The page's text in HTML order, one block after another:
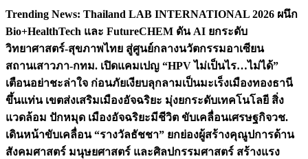
Skip
content
Trending News: Thailand LAB INTERNATIONAL 2026 ผนึก
Bio+HealthTech และ FutureCHEM ดัน AI ยกระดับ
วิทยาศาสตร์-สุขภาพไทย สู่ศูนย์กลางนวัตกรรมอาเซียน
สถานเสาวภา-กทม. เปิดแคมเปญ “HPV ไม่เป็นไร…ไม่ได้”
เตือนอย่าชะล่าใจ ก่อนภัยเงียบลุกลามเป็นมะเร็งเมืองทองธานี
ขึ้นแท่น เขตส่งเสริมเมืองอัจฉริยะ มุ่งยกระดับเทคโนโลยี สิ่ง
แวดล้อม ปักหมุด เมืองอัจฉริยะมีชีวิต ขับเคลื่อนเศรษฐกิจวช.
เดินหน้าขับเคลื่อน “รางวัลธัชชา” ยกย่องผู้สร้างคุณูปการด้าน
สังคมศาสตร์ มนุษยศาสตร์ และศิลปกรรมศาสตร์ สร้างแรง